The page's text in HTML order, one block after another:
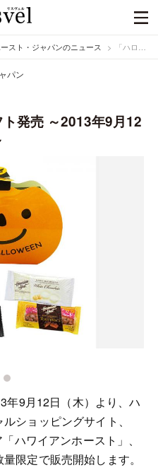
スト・ジャパンのニュース 「ハロウィン」限定ギフト発売 ～2013年9月12日（木）より発売開始～
パン
ト発売 ～2013年9月12
年9月12日（木）より、ハ
ショッピングサイト、
ハワイアンホースト」、
限定で販売開始します。